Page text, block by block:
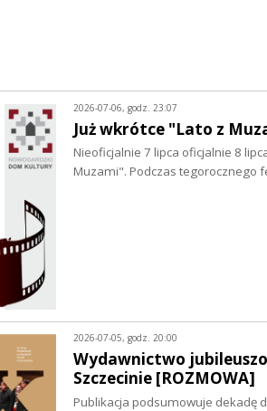
2026-07-06, godz. 23:07
Już wkrótce "Lato z
Nieoficjalnie 7 lipca oficjalnie 8
Muzami". Podczas tegorocznego
2026-07-05, godz. 20:00
Wydawnictwo
Szczecinie [ROZMOWA]
Publikacja podsumowuje dekadę